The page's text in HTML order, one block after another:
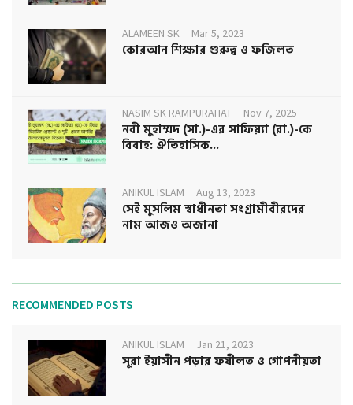
ALAMEEN SK Mar 5, 2023
কোরআন শিক্ষার গুরুত্ব ও ফজিলত
NASIM SK RAMPURAHAT Nov 7, 2025
নবী মুহাম্মদ (সা.)-এর সাফিয়্যা (রা.)-কে
বিবাহ: ঐতিহাসিক...
ANIKUL ISLAM Aug 13, 2023
সেই মুসলিম স্বাধীনতা সংগ্রামীবীরদের
নাম আজও অজানা
RECOMMENDED POSTS
ANIKUL ISLAM Jan 21, 2023
সূরা ইয়াসীন পড়ার ফযীলত ও গোপনীয়তা